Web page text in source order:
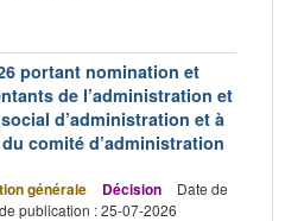
portant nomination et
de l’administration et
d’administration et à
comité d’administration
générale Décision
Date de
publication : 25-07-2026